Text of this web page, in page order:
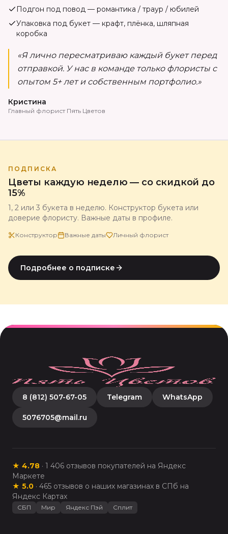
Подгон под повод — романтика / траур / юбилей
Упаковка под букет — крафт, плёнка, шляпная
коробка
«Я лично пересматриваю каждый букет перед
отправкой. У нас в команде только флористы с
опытом 5+ лет и собственным портфолио.»
Кристина
Главный флорист Пять Цветов
ПОДПИСКА
Цветы каждую неделю — со скидкой до
15%
1, 2 или 3 букета в неделю. Конструктор букета или
доверие флористу. Важные даты в профиле.
Конструктор Важные даты Личный флорист
Подробнее о подписке
8 (812) 507-67-05 Telegram WhatsApp
5076705@mail.ru
★ 4.78 · 1 406 отзывов покупателей на Яндекс
Маркете
★ 5.0 · 465 отзывов о наших магазинах в СПб на
Яндекс Картах
СБП Мир Яндекс Пэй Сплит